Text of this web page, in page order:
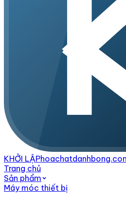
KHỞI LẬP
Trang chủ
Sản phẩm
Máy móc thiết bị